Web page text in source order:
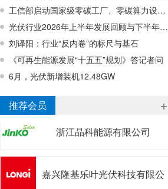
工信部启动国家级零碳工厂、零碳算力设施建设工作
光伏行业2026年上半年发展回顾与下半年形势展望研讨会在宁波成功召开
刘译阳：行业“反内卷”的标尺与基石
《可再生能源发展“十五五”规划》答记者问
6月，光伏新增装机12.48GW
推荐会员
浙江昱辉阳光能源有限公司
嘉兴隆基乐叶光伏科技有限公